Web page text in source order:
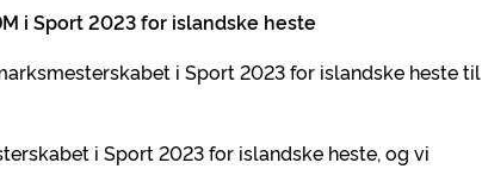
i Sport 2023 for islandske heste
i Sport 2023 for islandske heste til
i Sport 2023 for islandske heste, og vi